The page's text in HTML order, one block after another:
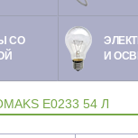
СО
И
E0233 54 Л